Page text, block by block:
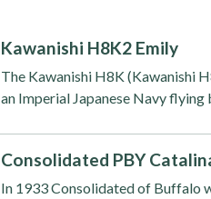
Kawanishi H8K2 Emily
The Kawanishi H8K (Kawanishi
an Imperial Japanese Navy
Consolidated PBY
In 1933 Consolidated of Buffalo